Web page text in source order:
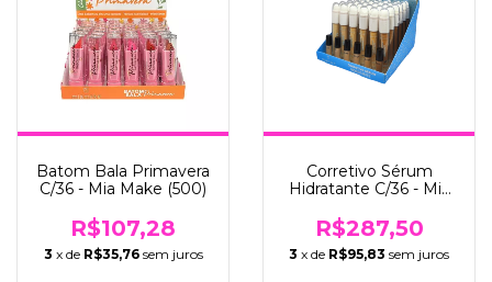
Batom Bala Primavera
C/36 - Mia Make (500)
R$107,28
3 x de R$35,76 sem juros
Corretivo Sérum
Hidratante C/36 - Mia
R$287,50
3 x de R$95,83 sem juros